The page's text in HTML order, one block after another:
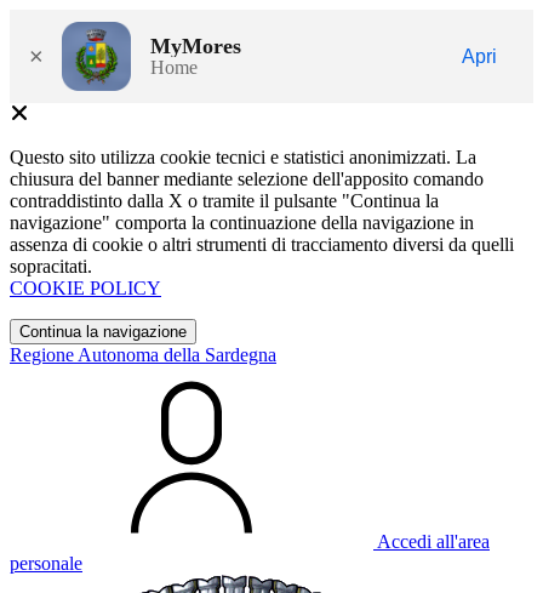
× MyMores
Home
Apri
Questo sito utilizza cookie tecnici e statistici anonimizzati. La
chiusura del banner mediante selezione dell'apposito comando
contraddistinto dalla X o tramite il pulsante "Continua la
navigazione" comporta la continuazione della navigazione in
assenza di cookie o altri strumenti di tracciamento diversi da quelli
sopracitati.
COOKIE POLICY
Continua la navigazione
Regione Autonoma della Sardegna
Accedi all'area
personale